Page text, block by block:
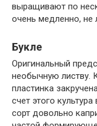
выращивают по
очень медленно, не
Букле
Оригинальный
необычную листву.
пластинка
счет этого
сорт довольно